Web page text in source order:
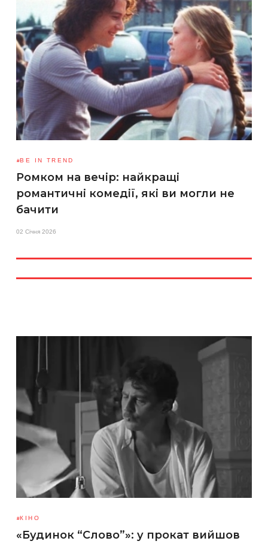
BE IN TREND
Ромком на вечір: найкращі
романтичні комедії, які ви могли не
бачити
02 Січня 2026
КІНО
«Будинок “Слово”»: у прокат вийшов